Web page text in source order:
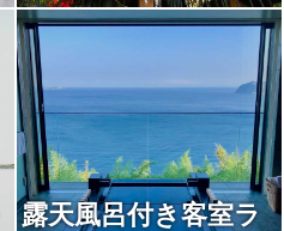
露天風呂付き客室ラ